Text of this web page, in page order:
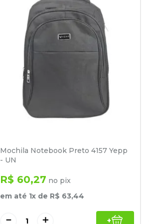
Mochila Notebook Preto 4157 Yepp
- UN
R$ 60,27 no pix
em até 1x de R$ 63,44
＋
－ +